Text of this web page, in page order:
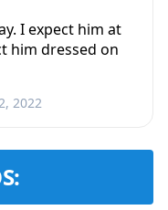
I expect him at
him dressed on
2022